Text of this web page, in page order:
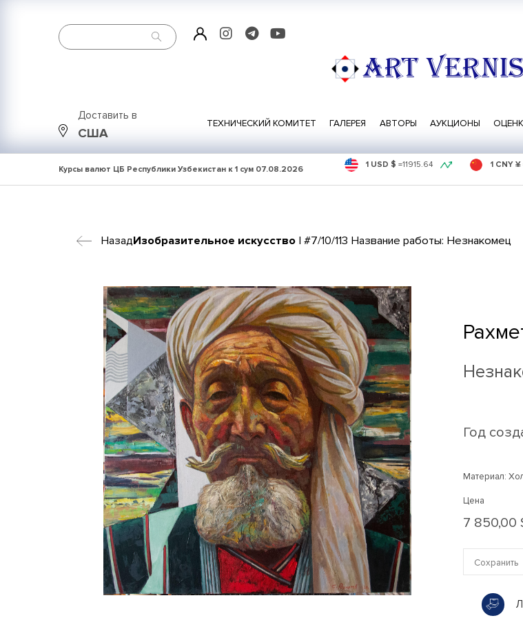
ART
Доставить в
США
ТЕХНИЧЕСКИЙ КОМИТЕТ ГАЛЕРЕЯ АВТОРЫ АУКЦИОНЫ
Курсы валют ЦБ Республики Узбекистан к 1 сум 07.08.2026 1 USD $ =11915.64 1 CNY ¥
НазадИзобразительное искусство| #7/10/113 Название работы: Незнакомец
Год
Материал:
Цена
7 850,00
Сохранить